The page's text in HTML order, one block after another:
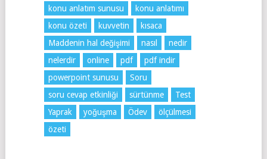
konu anlatım sunusu
konu anlatımı
konu özeti
kuvvetin
kısaca
Maddenin hal değişimi
nasıl
nedir
nelerdir
online pdf
pdf indir
powerpoint sunusu
Soru
soru cevap etkinliği
sürtünme
Test
Yaprak
yoğuşma Ödev
ölçülmesi
özeti